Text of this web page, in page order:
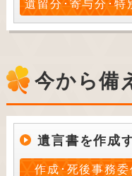
遺留分･寄与分･特
今から備
遺言書を作成
作成･死後事務委